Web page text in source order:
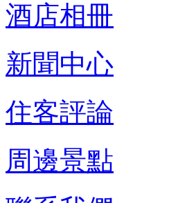
酒店相冊
新聞中心
住客評論
周邊景點